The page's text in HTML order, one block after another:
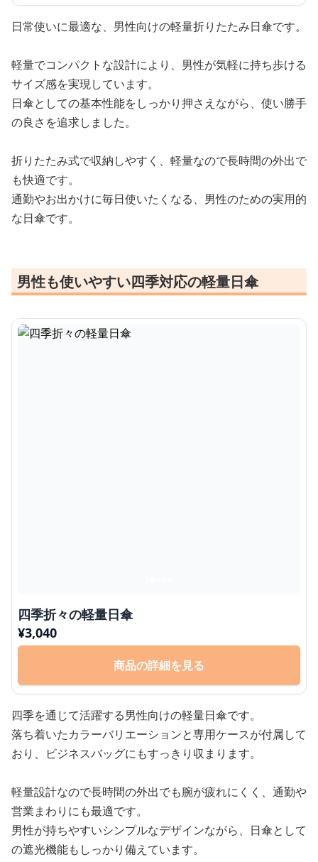
日常使いに最適な、男性向けの軽量折りたたみ日傘です。
軽量でコンパクトな設計により、男性が気軽に持ち歩ける
サイズ感を実現しています。
日傘としての基本性能をしっかり押さえながら、使い勝手
の良さを追求しました。
折りたたみ式で収納しやすく、軽量なので長時間の外出で
も快適です。
通勤やお出かけに毎日使いたくなる、男性のための実用的
な日傘です。
男性も使いやすい四季対応の軽量日傘
四季折々の軽量日傘
¥3,040
商品の詳細を見る
四季を通じて活躍する男性向けの軽量日傘です。
落ち着いたカラーバリエーションと専用ケースが付属して
おり、ビジネスバッグにもすっきり収まります。
軽量設計なので長時間の外出でも腕が疲れにくく、通勤や
営業まわりにも最適です。
男性が持ちやすいシンプルなデザインながら、日傘として
の遮光機能もしっかり備えています。